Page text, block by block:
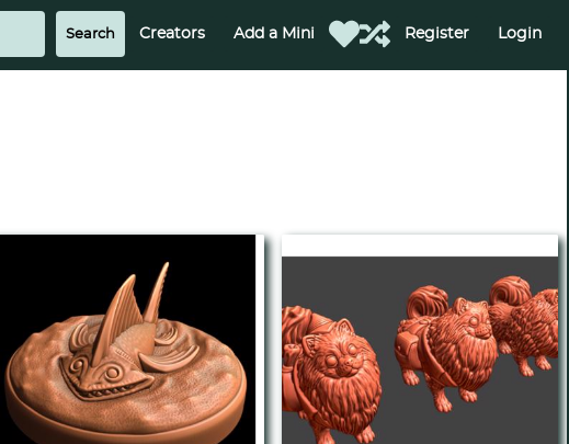
Creators Add a Mini Register Login